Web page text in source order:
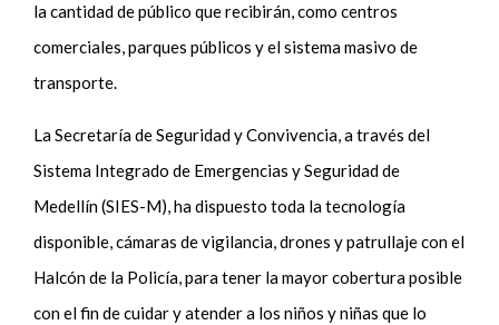
la cantidad de público que recibirán, como centros
comerciales, parques públicos y el sistema masivo de
transporte.
La Secretaría de Seguridad y Convivencia, a través del
Sistema Integrado de Emergencias y Seguridad de
Medellín (SIES-M), ha dispuesto toda la tecnología
disponible, cámaras de vigilancia, drones y patrullaje con el
Halcón de la Policía, para tener la mayor cobertura posible
con el fin de cuidar y atender a los niños y niñas que lo